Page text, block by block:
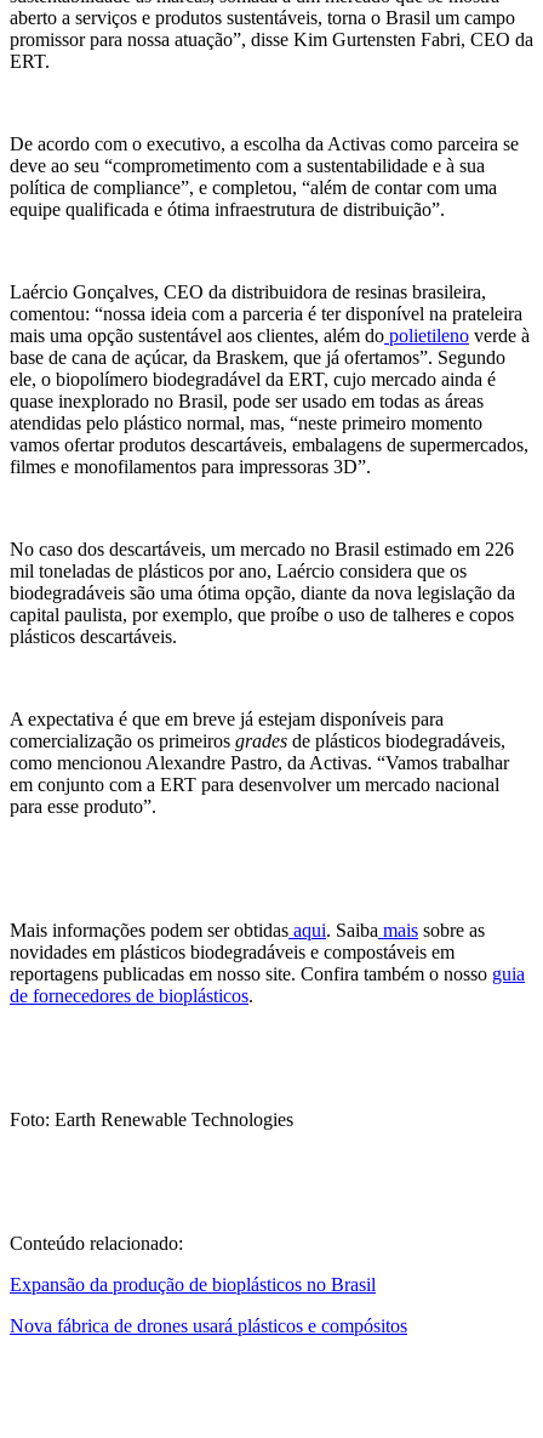
aberto a serviços e produtos sustentáveis, torna o Brasil um campo
promissor para nossa atuação”, disse Kim Gurtensten Fabri, CEO da
ERT.
De acordo com o executivo, a escolha da Activas como parceira se
deve ao seu “comprometimento com a sustentabilidade e à sua
política de compliance”, e completou, “além de contar com uma
equipe qualificada e ótima infraestrutura de distribuição”.
Laércio Gonçalves, CEO da distribuidora de resinas brasileira,
comentou: “nossa ideia com a parceria é ter disponível na prateleira
mais uma opção sustentável aos clientes, além do polietileno verde à
base de cana de açúcar, da Braskem, que já ofertamos”. Segundo
ele, o biopolímero biodegradável da ERT, cujo mercado ainda é
quase inexplorado no Brasil, pode ser usado em todas as áreas
atendidas pelo plástico normal, mas, “neste primeiro momento
vamos ofertar produtos descartáveis, embalagens de supermercados,
filmes e monofilamentos para impressoras 3D”.
No caso dos descartáveis, um mercado no Brasil estimado em 226
mil toneladas de plásticos por ano, Laércio considera que os
biodegradáveis são uma ótima opção, diante da nova legislação da
capital paulista, por exemplo, que proíbe o uso de talheres e copos
plásticos descartáveis.
A expectativa é que em breve já estejam disponíveis para
comercialização os primeiros grades de plásticos biodegradáveis,
como mencionou Alexandre Pastro, da Activas. “Vamos trabalhar
em conjunto com a ERT para desenvolver um mercado nacional
para esse produto”.
Mais informações podem ser obtidas aqui. Saiba mais sobre as
novidades em plásticos biodegradáveis e compostáveis em
reportagens publicadas em nosso site. Confira também o nosso guia
de fornecedores de bioplásticos.
Foto: Earth Renewable Technologies
Conteúdo relacionado:
Expansão da produção de bioplásticos no Brasil
Nova fábrica de drones usará plásticos e compósitos